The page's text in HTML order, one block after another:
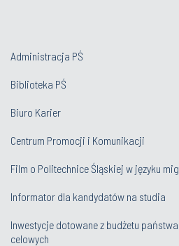
Administracja PŚ
Biblioteka PŚ
Biuro Karier
Centrum Promocji i Komunikacji
Film o Politechnice Śląskiej w języku
Informator dla kandydatów na studia
Inwestycje dotowane z budżetu
celowych